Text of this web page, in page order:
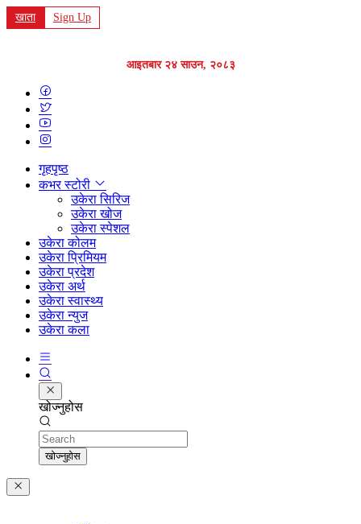
खाता Sign Up
आइतबार २४ साउन, २०८३
गृहपृष्ठ
कभर स्टोरी
उकेरा सिरिज
उकेरा खोज
उकेरा स्पेशल
उकेरा कोलम
उकेरा प्रिमियम
उकेरा प्रदेश
उकेरा अर्थ
उकेरा स्वास्थ्य
उकेरा न्युज
उकेरा कला
खोज्नुहोस
Search
खोज्नुहोस